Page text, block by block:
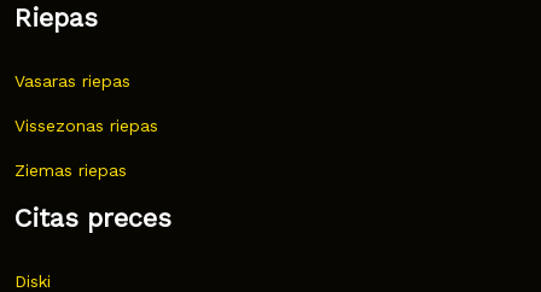
Riepas
Vasaras riepas
Vissezonas riepas
Ziemas riepas
Citas preces
Diski